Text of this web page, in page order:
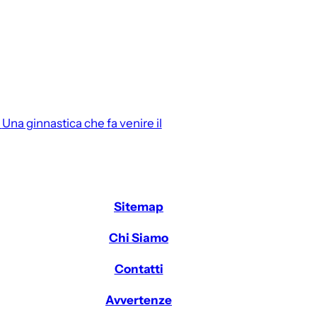
Una ginnastica che fa venire il
Sitemap
Chi Siamo
Contatti
Avvertenze